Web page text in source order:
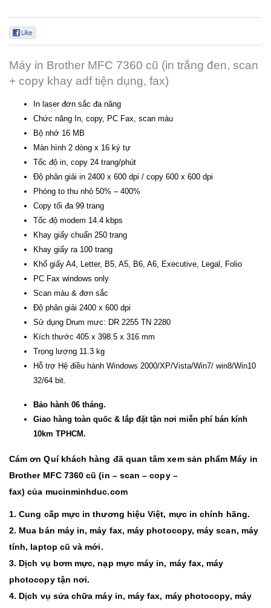
Máy in Brother MFC 7360 cũ (in trắng đen, scan
+ copy khay adf tiện dụng, fax)
In laser đơn sắc đa năng
Chức năng In, copy, PC Fax, scan màu
Bộ nhớ 16 MB
Màn hình 2 dòng x 16 ký tự
Tốc độ in, copy 24 trang/phút
Độ phân giải in 2400 x 600 dpi / copy 600 x 600 dpi
Phóng to thu nhỏ 50% – 400%
Copy tối đa 99 trang
Tốc độ modem 14.4 kbps
Khay giấy chuẩn 250 trang
Khay giấy ra 100 trang
Khổ giấy A4, Letter, B5, A5, B6, A6, Executive, Legal, Folio
PC Fax windows only
Scan màu & đơn sắc
Độ phân giải 2400 x 600 dpi
Sử dụng Drum mưc: DR 2255 TN 2280
Kích thước 405 x 398.5 x 316 mm
Trọng lượng 11.3 kg
Hỗ trợ Hệ điều hành Windows 2000/XP/Vista/Win7/ win8/Win10
32/64 bit.
Bảo hành 06 tháng.
Giao hàng toàn quốc & lắp đặt tận nơi miễn phí bán kính
10km TPHCM.
Cám ơn Quí khách hàng đã quan tâm xem sản phẩm Máy in
Brother MFC 7360 cũ (in – scan – copy –
fax)của mucinminhduc.com
1. Cung cấp mực in thương hiệu Việt, mực in chính hãng.
2. Mua bán máy in, máy fax, máy photocopy, máy scan, máy
tính, laptop cũ và mới.
3. Dịch vụ bơm mực, nạp mực máy in, máy fax, máy
photocopy tận nơi.
4. Dịch vụ sửa chữa máy in, máy fax, máy photocopy, máy